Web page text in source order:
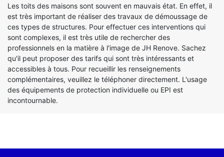
Les toits des maisons sont souvent en mauvais état. En effet, il
est très important de réaliser des travaux de démoussage de
ces types de structures. Pour effectuer ces interventions qui
sont complexes, il est très utile de rechercher des
professionnels en la matière à l'image de JH Renove. Sachez
qu'il peut proposer des tarifs qui sont très intéressants et
accessibles à tous. Pour recueillir les renseignements
complémentaires, veuillez le téléphoner directement. L'usage
des équipements de protection individuelle ou EPI est
incontournable.